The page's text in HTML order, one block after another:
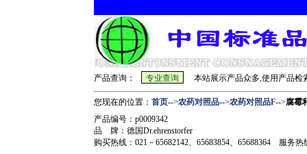
产品查询： 本站展示产品众多,使用产品检
您现在的位置： 首页-->农药对照品-->农药对照品F-->腐霉
产品编号：p0009342
品 牌：德国Dr.ehrenstorfer
购买热线：021－65682142、65683854、65688364 服务热